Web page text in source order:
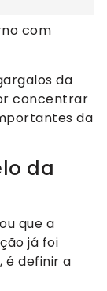
com
da
concentrar
da
da
que a
já foi
é definir a